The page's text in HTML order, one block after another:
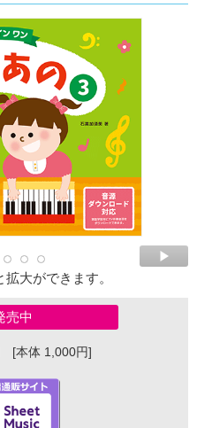
大ができます。
売中
[本体 1,000円]